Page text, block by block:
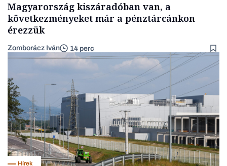
Magyarország kiszáradóban van, a
következményeket már a pénztárcánkon
érezzük
Zomborácz Iván 14 perc
Hírek